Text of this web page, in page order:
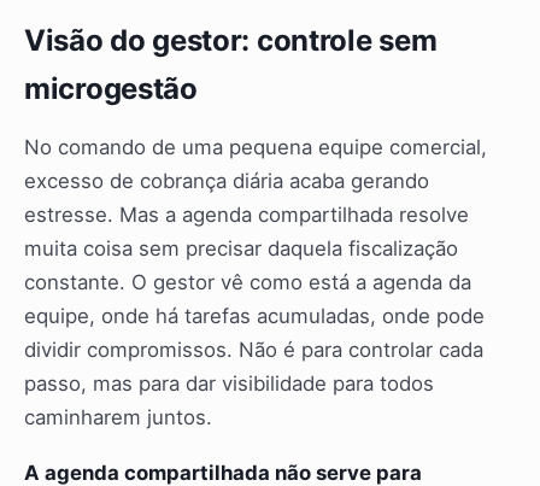
Visão do gestor: controle sem
microgestão
No comando de uma pequena equipe comercial,
excesso de cobrança diária acaba gerando
estresse. Mas a agenda compartilhada resolve
muita coisa sem precisar daquela fiscalização
constante. O gestor vê como está a agenda da
equipe, onde há tarefas acumuladas, onde pode
dividir compromissos. Não é para controlar cada
passo, mas para dar visibilidade para todos
caminharem juntos.
A agenda compartilhada não serve para